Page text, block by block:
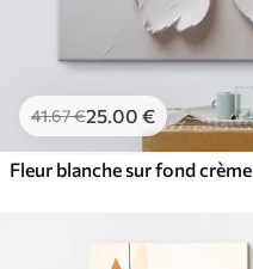
41.67€25.00 €
Fleur blanche sur fond crème